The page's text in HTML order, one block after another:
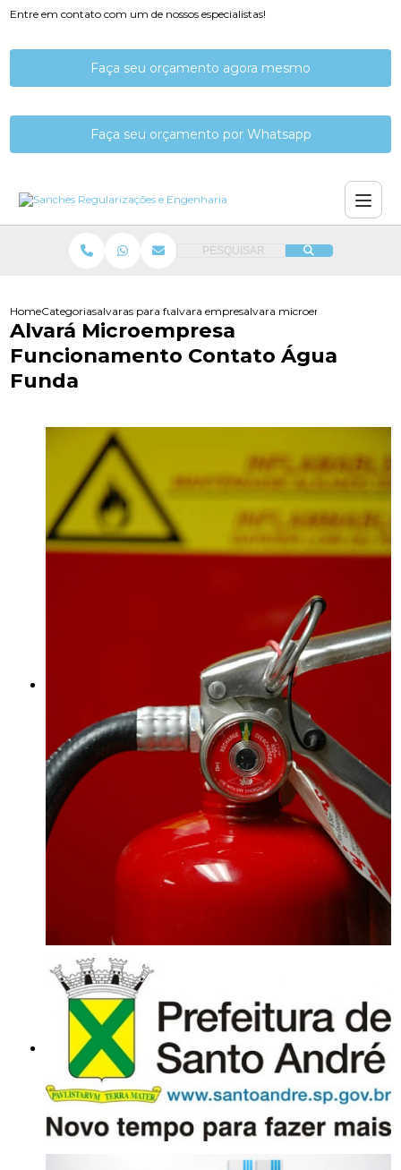
Entre em contato com um de nossos especialistas!
Faça seu orçamento agora mesmo
Faça seu orçamento por Whatsapp
PESQUISAR
HomeCategoriasalvaras para funcionamentoalvara empresa funcionamento
alvara microempresa
Alvará Microempresa
Funcionamento Contato Água
Funda